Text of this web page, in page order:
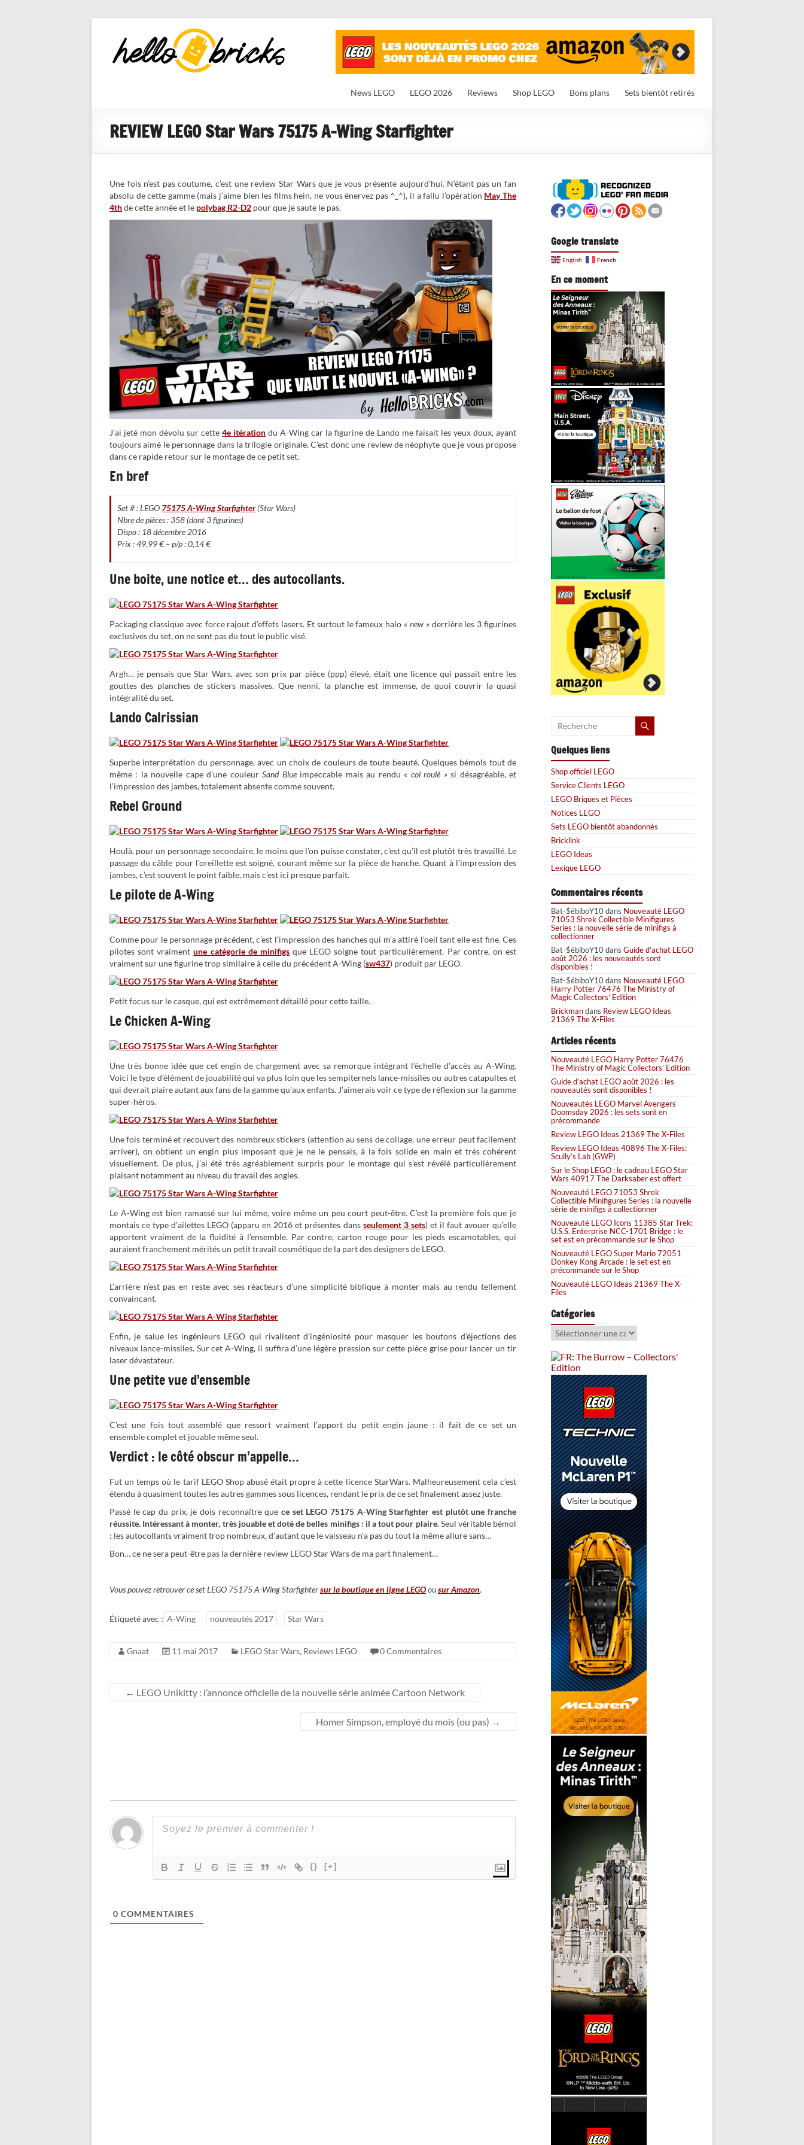
HelloBricks
Blog LEGO,
nouveaut�s
News LEGO LEGO 2026 Reviews Shop LEGO Bons plans Sets bientôt retirés
REVIEW LEGO Star Wars 75175 A-Wing Starfighter
Une fois n’est pas coutume, c’est une review Star Wars que je vous présente aujourd’hui. N’étant pas un fan
absolu de cette gamme (mais j’aime bien les films hein, ne vous énervez pas ^_^), il a fallu l’opération May The
4thde cette année et le polybag R2-D2 pour que je saute le pas.
J’ai jeté mon dévolu sur cette 4e itération du A-Wing car la figurine de Lando me faisait les yeux doux, ayant
toujours aimé le personnage dans la trilogie originale. C’est donc une review de néophyte que je vous propose
dans ce rapide retour sur le montage de ce petit set.
En bref
Set # : LEGO 75175 A-Wing Starfighter(Star Wars)
Nbre de pièces : 358 (dont 3 figurines)
Dispo : 18 décembre 2016
Prix : 49,99 € – p/p : 0,14 €
Une boite, une notice et… des autocollants.
Packaging classique avec force rajout d’effets lasers. Et surtout le fameux halo « new » derrière les 3 figurines
exclusives du set, on ne sent pas du tout le public visé.
Argh… je pensais que Star Wars, avec son prix par pièce (ppp) élevé, était une licence qui passait entre les
gouttes des planches de stickers massives. Que nenni, la planche est immense, de quoi couvrir la quasi
intégralité du set.
Lando Calrissian
Superbe interprétation du personnage, avec un choix de couleurs de toute beauté. Quelques bémols tout de
même : la nouvelle cape d’une couleurSand Blueimpeccable mais au rendu « col roulé » si désagréable, et
l’impression des jambes, totalement absente comme souvent.
Rebel Ground
Houlà, pour un personnage secondaire, le moins que l’on puisse constater, c’est qu’il est plutôt très travaillé. Le
passage du câble pour l’oreillette est soigné, courant même sur la pièce de hanche. Quant à l’impression des
jambes, c’est souvent le point faible, mais c’est ici presque parfait.
Le pilote de A-Wing
Comme pour le personnage précédent, c’est l’impression des hanches qui m’a attiré l’oeil tant elle est fine. Ces
pilotes sont vraimentune catégorie de minifigsque LEGO soigne tout particulièrement. Par contre, on est
vraiment sur une figurine trop similaire à celle du précédent A-Wing (sw437) produit par LEGO.
Petit focus sur le casque, qui est extrêmement détaillé pour cette taille.
Le Chicken A-Wing
Une très bonne idée que cet engin de chargement avec sa remorque intégrant l’échelle d’accès au A-Wing.
Voici le type d’élément de jouabilité qui va plus loin que les sempiternels lance-missiles ou autres catapultes et
qui devrait plaire autant aux fans de la gamme qu’aux enfants. J’aimerais voir ce type de réflexion sur la gamme
super-héros.
Une fois terminé et recouvert des nombreux stickers (attention au sens de collage, une erreur peut facilement
arriver), on obtient un engin plus imposant que je ne le pensais, à la fois solide en main et très cohérent
visuellement. De plus, j’ai été très agréablement surpris pour le montage qui s’est révélé particulièrement
plaisant notamment au niveau du travail des angles.
Le A-Wing est bien ramassé sur lui même, voire même un peu court peut-être. C’est la première fois que je
montais ce type d’ailettes LEGO (apparu en 2016 et présentes dans seulement 3 sets) et il faut avouer qu’elle
apportent vraiment de la fluidité à l’ensemble. Par contre, carton rouge pour les pieds escamotables, qui
auraient franchement mérités un petit travail cosmétique de la part des designers de LEGO.
L’arrière n’est pas en reste avec ses réacteurs d’une simplicité biblique à monter mais au rendu tellement
convaincant.
Enfin, je salue les ingénieurs LEGO qui rivalisent d’ingéniosité pour masquer les boutons d’éjections des
niveaux lance-missiles. Sur cet A-Wing, il suffira d’une légère pression sur cette pièce grise pour lancer un tir
laser dévastateur.
Une petite vue d’ensemble
C’est une fois tout assemblé que ressort vraiment l’apport du petit engin jaune : il fait de ce set un
ensemble complet et jouable même seul.
Verdict : le côté obscur m’appelle…
Fut un temps où le tarif LEGO Shop abusé était propre à cette licence StarWars. Malheureusement cela c’est
étendu à quasiment toutes les autres gammes sous licences, rendant le prix de ce set finalement assez juste.
Passé le cap du prix, je dois reconnaître que ce set LEGO 75175 A-Wing Starfighter est plutôt une franche
réussite. Intéressant à monter, très jouable et doté de belles minifigs : il a tout pour plaire.Seul véritable bémol
: les autocollants vraiment trop nombreux, d’autant que le vaisseau n’a pas du tout la même allure sans…
Bon… ce ne sera peut-être pas la dernière review LEGO Star Wars de ma part finalement…
Vous pouvez retrouver ce set LEGO 75175 A-Wing Starfightersur la boutique en ligne LEGOousur Amazon.
Étiqueté avec : A-Wing nouveautés 2017 Star Wars
Gnaat 11 mai 2017 LEGO Star Wars, Reviews LEGO 0 Commentaires
← LEGO Unikitty : l’annonce officielle de la nouvelle série animée Cartoon Network
Homer Simpson, employé du mois (ou pas) →
{} [+]
0 COMMENTAIRES
Google translate
English French
En ce moment
Quelques liens
Shop officiel LEGO
Service Clients LEGO
LEGO Briques et Pièces
Notices LEGO
Sets LEGO bientôt abandonnés
Bricklink
LEGO Ideas
Lexique LEGO
Commentaires récents
Bat-$ébiboY10dans Nouveauté LEGO
71053 Shrek Collectible Minifigures
Series : la nouvelle série de minifigs à
collectionner
Bat-$ébiboY10dans Guide d’achat LEGO
août 2026 : les nouveautés sont
disponibles !
Bat-$ébiboY10dans Nouveauté LEGO
Harry Potter 76476 The Ministry of
Magic Collectors’ Edition
Brickmandans Review LEGO Ideas
21369 The X-Files
Articles récents
Nouveauté LEGO Harry Potter 76476
The Ministry of Magic Collectors’ Edition
Guide d’achat LEGO août 2026 : les
nouveautés sont disponibles !
Nouveautés LEGO Marvel Avengers
Doomsday 2026 : les sets sont en
précommande
Review LEGO Ideas 21369 The X-Files
Review LEGO Ideas 40896 The X-Files:
Scully’s Lab (GWP)
Sur le Shop LEGO : le cadeau LEGO Star
Wars 40917 The Darksaber est offert
Nouveauté LEGO 71053 Shrek
Collectible Minifigures Series : la nouvelle
série de minifigs à collectionner
Nouveauté LEGO Icons 11385 Star Trek:
U.S.S. Enterprise NCC-1701 Bridge : le
set est en précommande sur le Shop
Nouveauté LEGO Super Mario 72051
Donkey Kong Arcade : le set est en
précommande sur le Shop
Nouveauté LEGO Ideas 21369 The X-
Files
Catégories
Catégories